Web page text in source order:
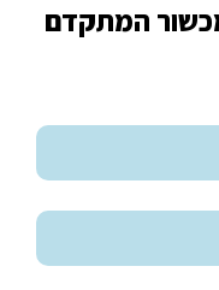
המתקדם